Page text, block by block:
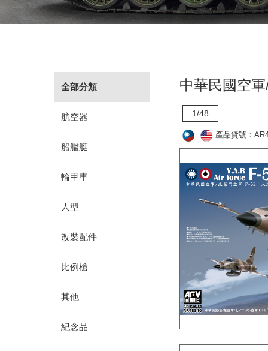
全部分類
航空器
船艦艇
輪甲車
人型
改裝配件
比例槍
其他
紀念品
中華民國空
1/48
產品貨號：